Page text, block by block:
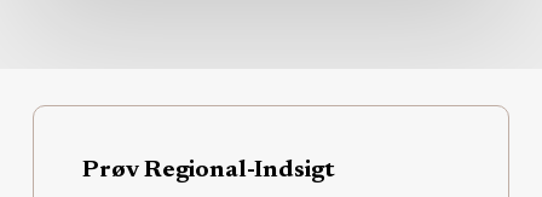
Prøv Regional-Indsigt